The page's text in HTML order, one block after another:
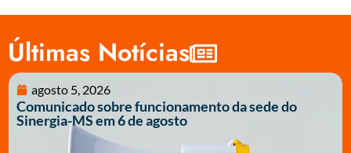
Últimas Notícias
agosto 5, 2026
Comunicado sobre funcionamento da sede do
Sinergia-MS em 6 de agosto